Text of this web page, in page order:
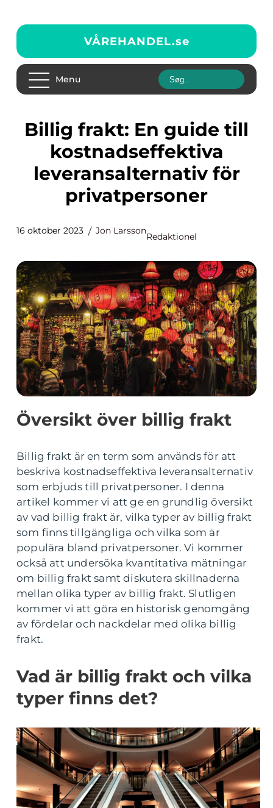
VÅREHANDEL.se
Menu
Billig frakt: En guide till
kostnadseffektiva
leveransalternativ för
privatpersoner
16 oktober 2023 Jon Larsson
Redaktionel
Översikt över billig frakt
Billig frakt är en term som används för att
beskriva kostnadseffektiva leveransalternativ
som erbjuds till privatpersoner. I denna
artikel kommer vi att ge en grundlig översikt
av vad billig frakt är, vilka typer av billig frakt
som finns tillgängliga och vilka som är
populära bland privatpersoner. Vi kommer
också att undersöka kvantitativa mätningar
om billig frakt samt diskutera skillnaderna
mellan olika typer av billig frakt. Slutligen
kommer vi att göra en historisk genomgång
av fördelar och nackdelar med olika billig
frakt.
Vad är billig frakt och vilka
typer finns det?